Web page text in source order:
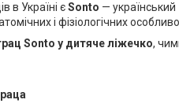
в Україні єSonto — український
і фізіологічних
Sonto у дитяче ліжечко,